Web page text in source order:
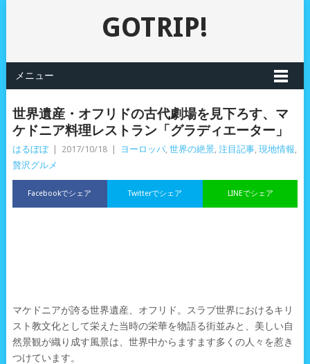
GOTRIP!
メニュー
世界遺産・オフリドの古代劇場を見下ろす、マ
ケドニア料理レストラン「グラディエーター」
はるぼぼ 2017/10/18 ヨーロッパ, 世界の絶景, 注目記事, 現地情報,
贅沢グルメ
Facebookでシェア LINEでシェア
Twitterでシェア
マケドニアが誇る世界遺産、オフリド。スラブ世界におけるキリ
スト教文化として栄えた当時の栄華を物語る街並みと、美しい自
然景観が織り成す風景は、世界中からますます多くの人々を惹き
つけています。